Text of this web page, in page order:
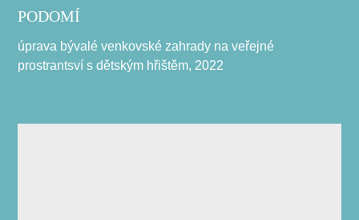
PODOMÍ
úprava bývalé venkovské zahrady na veřejné
prostrantsví s dětským hřištěm, 2022